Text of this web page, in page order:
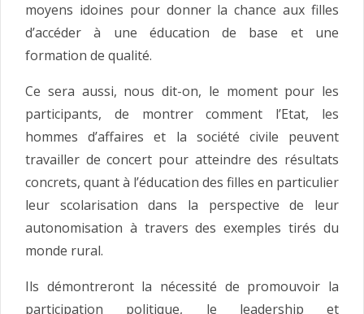
moyens idoines pour donner la chance aux filles
d’accéder à une éducation de base et une
formation de qualité.
Ce sera aussi, nous dit-on, le moment pour les
participants, de montrer comment l’Etat, les
hommes d’affaires et la société civile peuvent
travailler de concert pour atteindre des résultats
concrets, quant à l’éducation des filles en particulier
leur scolarisation dans la perspective de leur
autonomisation à travers des exemples tirés du
monde rural.
Ils démontreront la nécessité de promouvoir la
participation politique, le leadership et